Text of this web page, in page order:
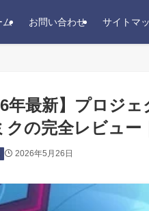
ム お問い合わせ サイトマ
年最新】プロジ
クの完全レビュー
2026年5月26日